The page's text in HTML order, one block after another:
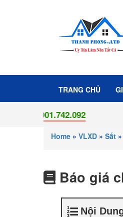
TRANG CHỦ
0901.742.092
Home » VLXD » Sắt »
Báo giá
Nội